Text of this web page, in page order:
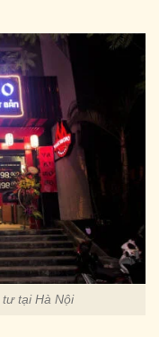
tại Hà Nội